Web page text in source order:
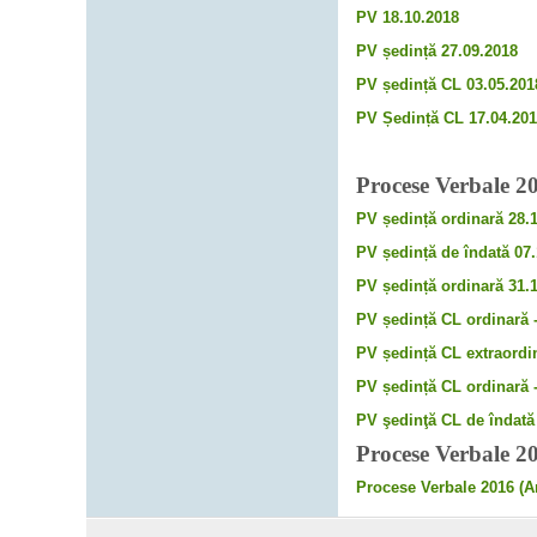
PV 18.10.2018
PV ședință 27.09.2018
PV ședință CL
PV Ședință CL
Procese Verbale
PV ședință ordinară
PV ședință de îndată
PV ședință ordinară
PV ședință CL ordinară
PV ședință CL
PV ședință CL ordinară
PV şedinţă CL de îndată
Procese Verbale
Procese Verbale 2016